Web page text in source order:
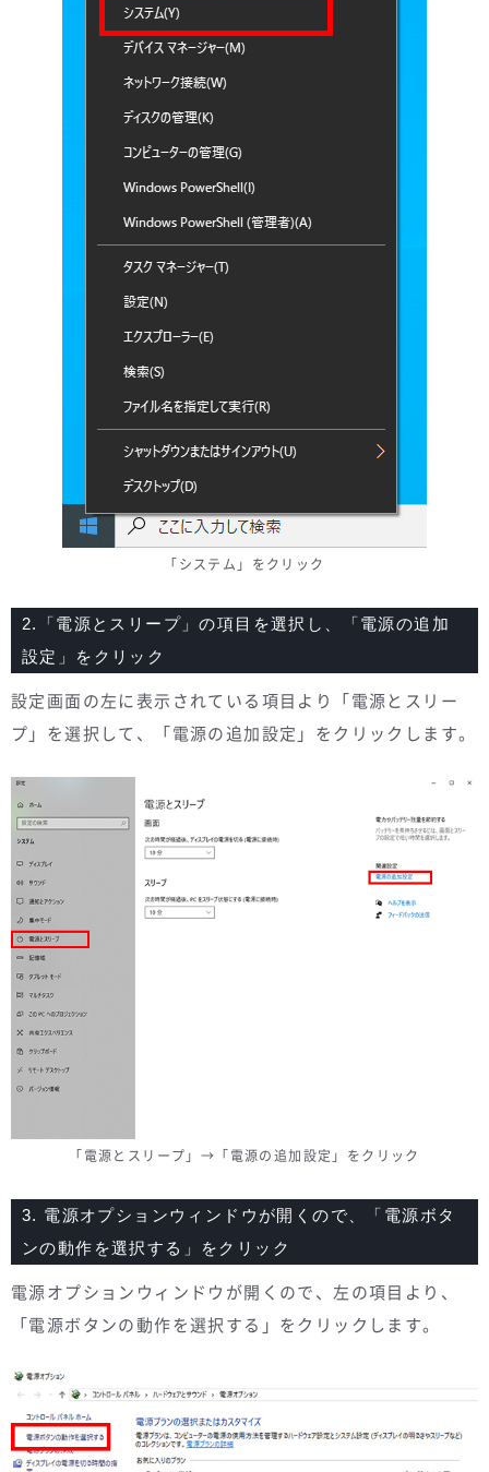
「システム」をクリック
2.「電源とスリープ」の項目を選択し、「電源の追加
設定」をクリック
設定画面の左に表示されている項目より「電源とスリー
プ」を選択して、「電源の追加設定」をクリックします。
「電源とスリープ」→「電源の追加設定」をクリック
3. 電源オプションウィンドウが開くので、「電源ボタ
ンの動作を選択する」をクリック
電源オプションウィンドウが開くので、左の項目より、
「電源ボタンの動作を選択する」をクリックします。